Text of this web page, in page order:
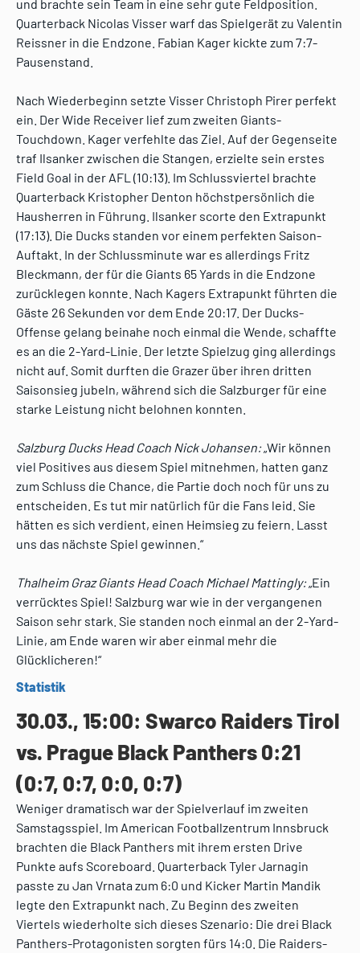
und brachte sein Team in eine sehr gute Feldposition.
Quarterback Nicolas Visser warf das Spielgerät zu Valentin
Reissner in die Endzone. Fabian Kager kickte zum 7:7-
Pausenstand.
Nach Wiederbeginn setzte Visser Christoph Pirer perfekt
ein. Der Wide Receiver lief zum zweiten Giants-
Touchdown. Kager verfehlte das Ziel. Auf der Gegenseite
traf Ilsanker zwischen die Stangen, erzielte sein erstes
Field Goal in der AFL (10:13). Im Schlussviertel brachte
Quarterback Kristopher Denton höchstpersönlich die
Hausherren in Führung. Ilsanker scorte den Extrapunkt
(17:13). Die Ducks standen vor einem perfekten Saison-
Auftakt. In der Schlussminute war es allerdings Fritz
Bleckmann, der für die Giants 65 Yards in die Endzone
zurücklegen konnte. Nach Kagers Extrapunkt führten die
Gäste 26 Sekunden vor dem Ende 20:17. Der Ducks-
Offense gelang beinahe noch einmal die Wende, schaffte
es an die 2-Yard-Linie. Der letzte Spielzug ging allerdings
nicht auf. Somit durften die Grazer über ihren dritten
Saisonsieg jubeln, während sich die Salzburger für eine
starke Leistung nicht belohnen konnten.
Salzburg Ducks Head Coach Nick Johansen:„Wir können
viel Positives aus diesem Spiel mitnehmen, hatten ganz
zum Schluss die Chance, die Partie doch noch für uns zu
entscheiden. Es tut mir natürlich für die Fans leid. Sie
hätten es sich verdient, einen Heimsieg zu feiern. Lasst
uns das nächste Spiel gewinnen.“
Thalheim Graz Giants Head Coach Michael Mattingly:„Ein
verrücktes Spiel! Salzburg war wie in der vergangenen
Saison sehr stark. Sie standen noch einmal an der 2-Yard-
Linie, am Ende waren wir aber einmal mehr die
Glücklicheren!“
Statistik
30.03., 15:00: Swarco Raiders Tirol
vs. Prague Black Panthers 0:21
(0:7, 0:7, 0:0, 0:7)
Weniger dramatisch war der Spielverlauf im zweiten
Samstagsspiel. Im American Footballzentrum Innsbruck
brachten die Black Panthers mit ihrem ersten Drive
Punkte aufs Scoreboard. Quarterback Tyler Jarnagin
passte zu Jan Vrnata zum 6:0 und Kicker Martin Mandik
legte den Extrapunkt nach. Zu Beginn des zweiten
Viertels wiederholte sich dieses Szenario: Die drei Black
Panthers-Protagonisten sorgten fürs 14:0. Die Raiders-